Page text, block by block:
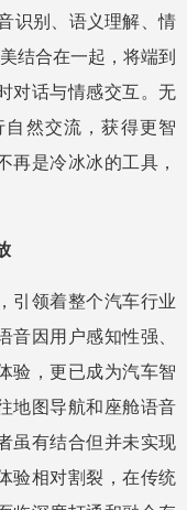
识别、语义理解、情
结合在一起，将端到
对话与情感交互。无
然交流，获得更智
再是冷冰冰的工具，
引领着整个汽车行业
音因用户感知性强、
验，更已成为汽车智
地图导航和座舱语音
虽有结合但并未实现
验相对割裂，在传统